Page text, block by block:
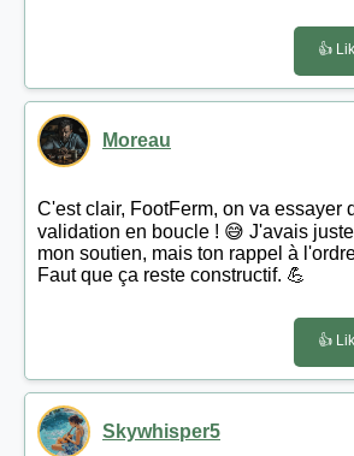
👍
Moreau
C'est clair, FootFerm, on va essayer
validation en boucle ! 😅 J'avais
mon soutien, mais ton rappel à
Faut que ça reste constructif. 💪
👍
Skywhisper5